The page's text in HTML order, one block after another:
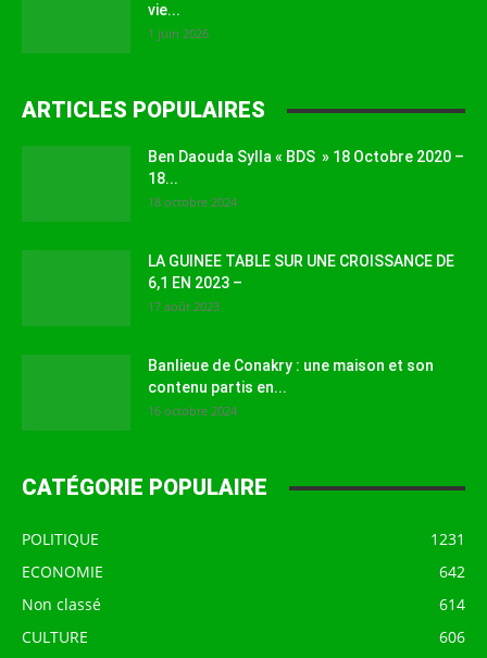
vie...
1 juin 2026
ARTICLES POPULAIRES
Ben Daouda Sylla « BDS » 18 Octobre 2020 –
18...
18 octobre 2024
LA GUINEE TABLE SUR UNE CROISSANCE DE
6,1 EN 2023 –
17 août 2023
Banlieue de Conakry : une maison et son
contenu partis en...
16 octobre 2024
CATÉGORIE POPULAIRE
POLITIQUE
1231
ECONOMIE
642
Non classé
614
CULTURE
606